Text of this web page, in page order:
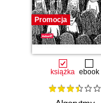
Promocja
książka ebook